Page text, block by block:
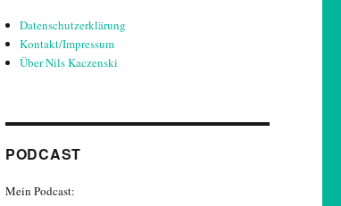
Datenschutzerklärung
Kontakt/Impressum
Über Nils Kaczenski
PODCAST
Mein Podcast: